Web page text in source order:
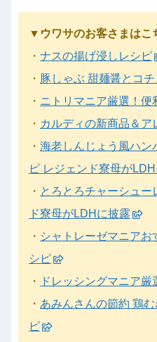
▼ウワサのお客さまはこ
・ ナスの揚げ浸しレシピ
・ 豚しゃぶ 甜麺醤とコ
・ ニトリマニア厳選！便
・ カルディの新商品＆ア
・ 海老しんじょう風ハン
ピ レジェンド寮母が
・ とろとろチャーシュー
ド寮母がLDHに披露
・ シャトレーゼマニアお
シピ
・
ドレッシングマニア
・ あみんさんの節約 鶏
ピ